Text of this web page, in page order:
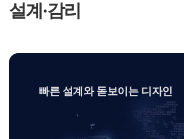
설계·감리
빠른 설계와 돋보이는 디자인